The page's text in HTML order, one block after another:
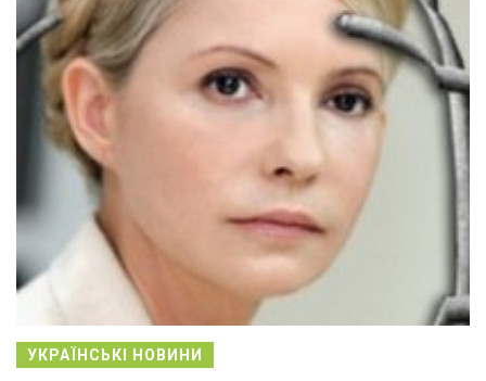
УКРАЇНСЬКІ НОВИНИ